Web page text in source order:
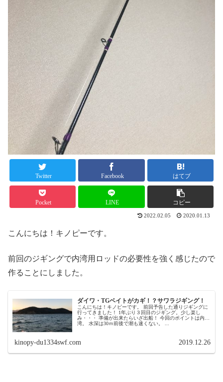
Twitter Facebook はてブ
Pocket LINE コピー
2022.02.05 2020.01.13
こんにちは！キノピーです。
前回のジギングで内湾用ロッドの必要性を強く感じたので
作ることにしました。
ダイワ・TGベイトがカギ！？サワラジギング！
こんにちは！キノピーです。 前回予告した通りジギングに
行ってきました！ 1年ぶり３回目のジギング。少し楽し
み・・・ 準備が出来たらいざ出船！ 今回のポイントは内
湾。 水深は30ｍ前後で潮も速くない。 ...
kinopy-du1334swf.com 2019.12.26